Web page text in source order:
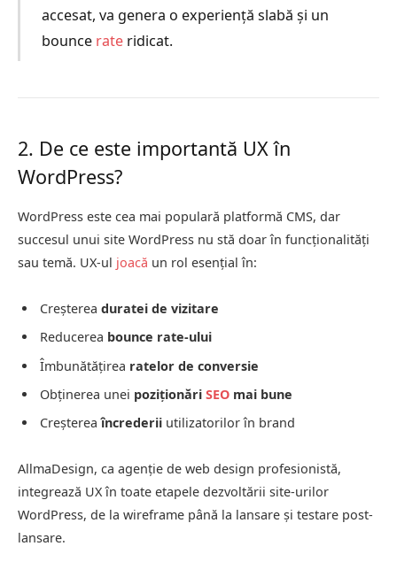
accesat, va genera o experiență slabă și un
bounce rate ridicat.
2. De ce este importantă UX în
WordPress?
WordPress este cea mai populară platformă CMS, dar
succesul unui site WordPress nu stă doar în funcționalități
sau temă. UX-ul joacă un rol esențial în:
Creșterea duratei de vizitare
Reducerea bounce rate-ului
Îmbunătățirea ratelor de conversie
Obținerea unei poziționări SEO mai bune
Creștereaîncrederii utilizatorilor în brand
AllmaDesign, ca agenție de web design profesionistă,
integrează UX în toate etapele dezvoltării site-urilor
WordPress, de la wireframe până la lansare și testare post-
lansare.